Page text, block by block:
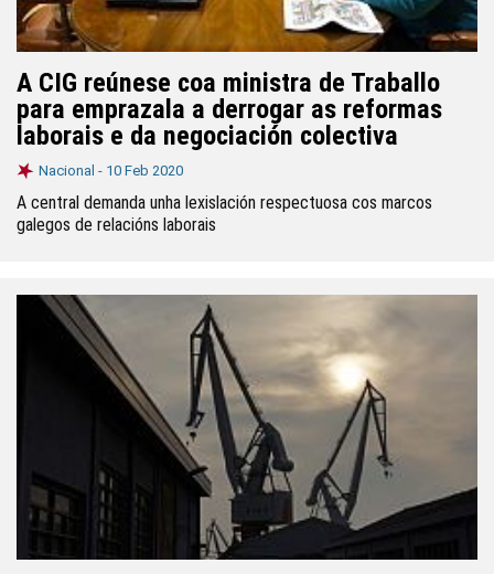
A CIG reúnese coa ministra de Traballo
para emprazala a derrogar as reformas
laborais e da negociación colectiva
Nacional - 10 Feb 2020
A central demanda unha lexislación respectuosa cos marcos
galegos de relacións laborais